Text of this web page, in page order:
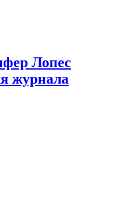
Лопес
журнала